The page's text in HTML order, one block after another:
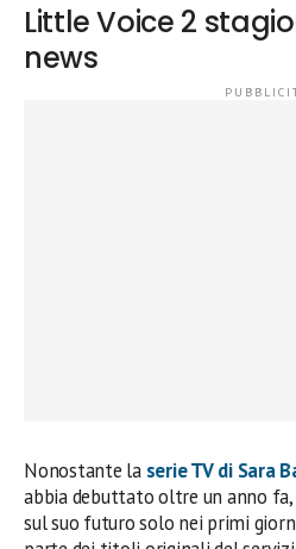
Little Voice 2
news
Nonostante la serie TV diSara
abbia debuttato oltre un anno fa,
sul suo futuro solo nei primi